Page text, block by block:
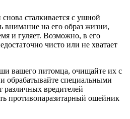
сталкивается с ушной
внимание на его образ жизни,
и гуляет. Возможно, в его
чисто или не хватает
вашего питомца, очищайте их с
обрабатывайте специальными
различных вредителей
противопаразитарный ошейник